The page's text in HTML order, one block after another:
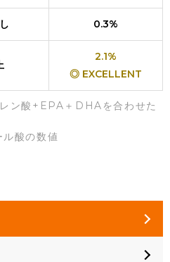
0.3%
2.1%
◎ EXCELLENT
ン酸+EPA＋DHAを合わせた
酸の数値